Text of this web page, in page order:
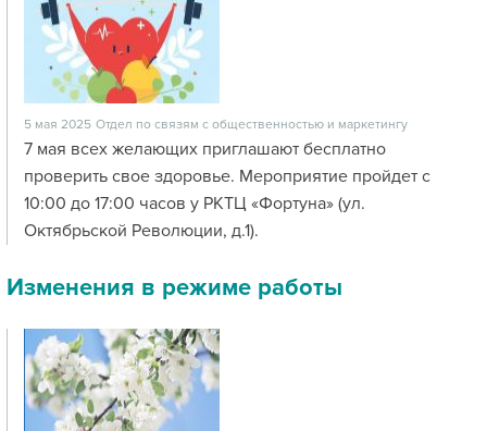
5 мая 2025 Отдел по связям с общественностью и маркетингу
7 мая всех желающих приглашают бесплатно
проверить свое здоровье. Мероприятие пройдет с
10:00 до 17:00 часов у РКТЦ «Фортуна» (ул.
Октябрьской Революции, д.1).
Изменения в режиме работы